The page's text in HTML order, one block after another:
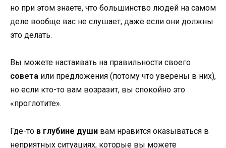
но при этом знаете, что большинство людей на самом
деле вообще вас не слушает, даже если они должны
это делать.
Вы можете настаивать на правильности своего
совета или предложения (потому что уверены в них),
но если кто-то вам возразит, вы спокойно это
«проглотите».
Где-то в глубине души вам нравится оказываться в
неприятных ситуациях, которые вы можете